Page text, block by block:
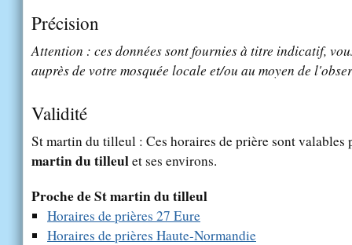
Précision
Attention : ces données sont fournies à titre indicatif,
auprès de votre mosquée locale et/ou au moyen de
Validité
St martin du tilleul : Ces horaires de prière sont
martin du tilleulet ses environs.
Proche de St martin du tilleul
Horaires de prières 27 Eure
Horaires de prières Haute-Normandie